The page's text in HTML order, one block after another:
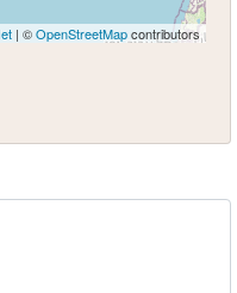
| ©OpenStreetMapcontributors